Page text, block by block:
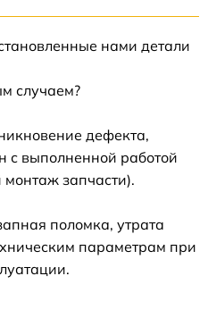
нами детали
случаем?
дефекта,
с выполненной работой
запчасти).
поломка, утрата
параметрам при